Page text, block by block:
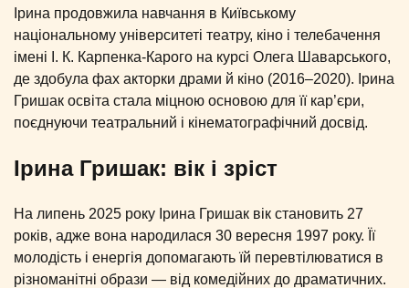
Ірина продовжила навчання в Київському
національному університеті театру, кіно і телебачення
імені І. К. Карпенка-Карого на курсі Олега Шаварського,
де здобула фах акторки драми й кіно (2016–2020). Ірина
Гришак освіта стала міцною основою для її кар’єри,
поєднуючи театральний і кінематографічний досвід.
Ірина Гришак: вік і зріст
На липень 2025 року Ірина Гришак вік становить 27
років, адже вона народилася 30 вересня 1997 року. Її
молодість і енергія допомагають їй перевтілюватися в
різноманітні образи — від комедійних до драматичних.